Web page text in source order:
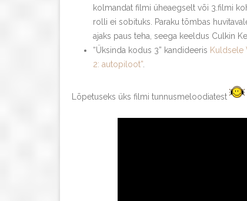
kolmandat filmi üheaegselt või 3.filmi
rolli ei sobituks. Paraku tõmbas
ajaks paus teha, seega keeldus Culkin
“Üksinda kodus 3” kandideeris Kuldsele
2: autopiloot”
Lõpetuseks üks filmi tunnusmeloodiatest